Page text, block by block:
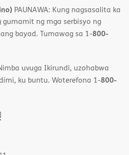
PAUNAWA: Kung nagsasalita ka
gumamit ng mga serbisyo ng
bayad. Tumawag sa 1-800-
uvuga Ikirundi, uzohabwa
ku buntu. Woterefona 1-800-
(opens